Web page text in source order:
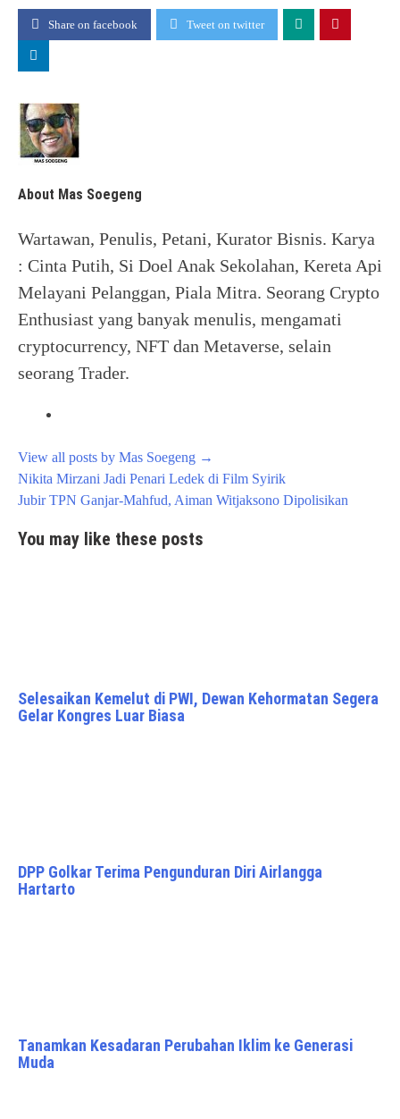
Share on facebook Tweet on twitter
About Mas Soegeng
Wartawan, Penulis, Petani, Kurator Bisnis. Karya
: Cinta Putih, Si Doel Anak Sekolahan, Kereta Api
Melayani Pelanggan, Piala Mitra. Seorang Crypto
Enthusiast yang banyak menulis, mengamati
cryptocurrency, NFT dan Metaverse, selain
seorang Trader.
View all posts by Mas Soegeng →
Post
navigation
Nikita Mirzani Jadi Penari Ledek di Film Syirik
Jubir TPN Ganjar-Mahfud, Aiman Witjaksono Dipolisikan
You may like these posts
Selesaikan Kemelut di PWI, Dewan Kehormatan Segera
Gelar Kongres Luar Biasa
DPP Golkar Terima Pengunduran Diri Airlangga
Hartarto
Tanamkan Kesadaran Perubahan Iklim ke Generasi
Muda